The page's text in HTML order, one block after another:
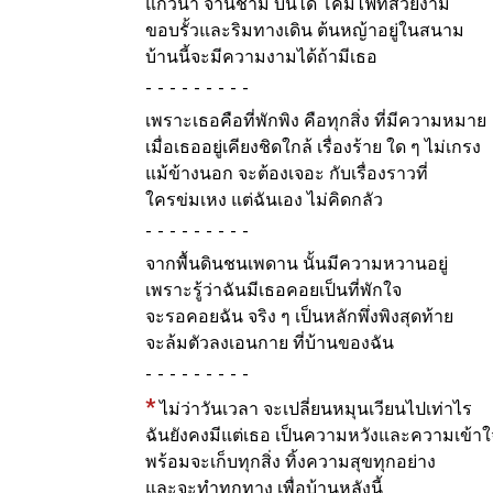
ขอบรั้วและริมทางเดิน ต้นหญ้าอยู่ในสนาม
บ้านนี้จะมีความงามได้ถ้ามีเธอ
-
เพราะเธอคือที่พักพิง คือทุกสิ่ง ที่มีความหมาย
เมื่อเธออยู่เคียงชิดใกล้ เรื่องร้าย ใด ๆ ไม่เกรง
แม้ข้างนอก จะต้องเจอะ กับเรื่องราวที่
ใครข่มเหง แต่ฉันเอง ไม่คิดกลัว
-
จากพื้นดินชนเพดาน นั้นมีความหวานอยู่
เพราะรู้ว่าฉันมีเธอคอยเป็นที่พักใจ
จะรอคอยฉัน จริง ๆ เป็นหลักพึ่งพิงสุดท้าย
จะล้มตัวลงเอนกาย ที่บ้านของฉัน
-
*ไม่ว่าวันเวลา จะเปลี่ยนหมุนเวียนไปเท่าไร
ฉันยังคงมีแต่เธอ เป็นความหวังและความเข้า
พร้อมจะเก็บทุกสิ่ง ทิ้งความสุขทุกอย่าง
และจะทำทุกทาง เพื่อบ้านหลังนี้